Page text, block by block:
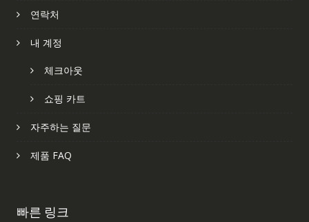
연락처
내 계정
체크아웃
쇼핑 카트
자주하는 질문
제품 FAQ
빠른 링크